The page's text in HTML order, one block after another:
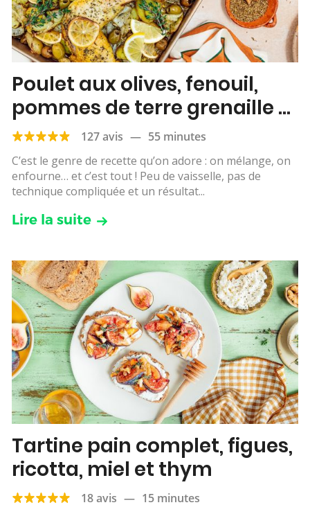
Poulet aux olives, fenouil,
pommes de terre grenaille &
citron
127 avis — 55 minutes
C’est le genre de recette qu’on adore : on mélange, on
enfourne… et c’est tout ! Peu de vaisselle, pas de
technique compliquée et un résultat...
Lire la suite
Tartine pain complet, figues,
ricotta, miel et thym
18 avis — 15 minutes